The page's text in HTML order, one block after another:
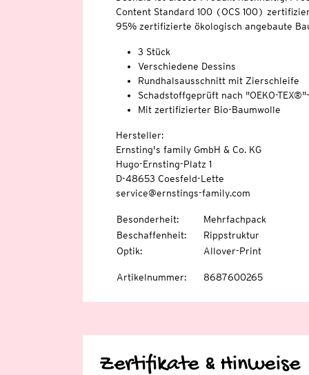
Content Standard 100 (OCS 100)
95% zertifizierte ökologisch angebaute
3 Stück
Verschiedene Dessins
Rundhalsausschnitt mit Zierschleife
Schadstoffgeprüft nach "OEKO-
Mit zertifizierter Bio-Baumwolle
Hersteller:
Ernsting's family GmbH & Co. KG
Hugo-Ernsting-Platz 1
D-48653 Coesfeld-Lette
service@ernstings-family.com
Besonderheit:
Mehrfachpack
Beschaffenheit:
Rippstruktur
Optik: Allover-Print
Artikelnummer: 8687600265
Zertifikate & Hinweise